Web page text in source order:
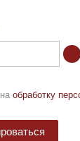
обработку